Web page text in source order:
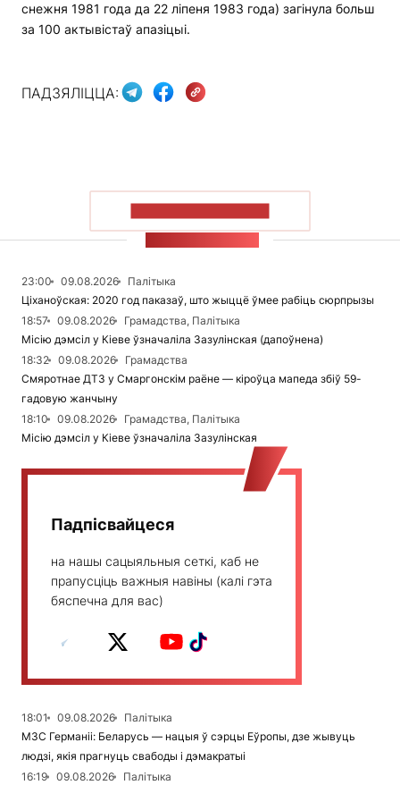
снежня 1981 года да 22 ліпеня 1983 года) загінула больш
за 100 актывістаў апазіцыі.
ПАДЗЯЛІЦЦА:
23:00 09.08.2026
Палітыка
Ціханоўская: 2020 год паказаў, што жыццё ўмее рабіць сюрпрызы
18:57
09.08.2026
Грамадства, Палітыка
Місію дэмсіл у Кіеве ўзначаліла Зазулінская (дапоўнена)
18:32
09.08.2026
Грамадства
Смяротнае ДТЗ у Смаргонскім раёне — кіроўца мапеда збіў 59-
гадовую жанчыну
18:10
09.08.2026
Грамадства, Палітыка
Місію дэмсіл у Кіеве ўзначаліла Зазулінская
Падпісвайцеся
на нашы сацыяльныя сеткі, каб не
прапусціць важныя навіны (калі гэта
бяспечна для вас)
18:01 09.08.2026
Палітыка
МЗС Германіі: Беларусь — нацыя ў сэрцы Еўропы, дзе жывуць
людзі, якія прагнуць свабоды і дэмакратыі
16:19
09.08.2026
Палітыка